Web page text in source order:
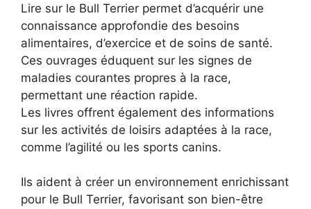
Lire sur le Bull Terrier permet d’acquérir une
connaissance approfondie des besoins
alimentaires, d’exercice et de soins de santé.
Ces ouvrages éduquent sur les signes de
maladies courantes propres à la race,
permettant une réaction rapide.
Les livres offrent également des informations
sur les activités de loisirs adaptées à la race,
comme l’agilité ou les sports canins.
Ils aident à créer un environnement enrichissant
pour le Bull Terrier, favorisant son bien-être